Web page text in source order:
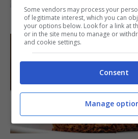
Arista di maiale
DOLCI
Some vendors may process your
of legitimate interest, which you can
your options below. Look for a link at
or in the site menu to manage or
and cookie settings.
Consent
Manage